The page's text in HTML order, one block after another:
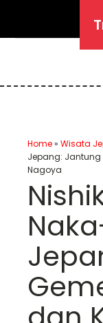
Home» Wisata
Jepang: Jantung
Nagoya